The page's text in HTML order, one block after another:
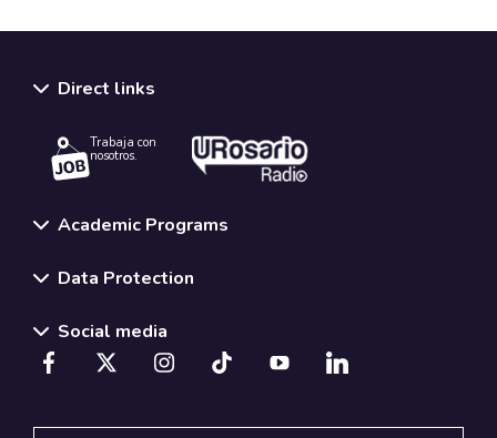
Direct links
Trabaja con
nosotros.
Academic Programs
Data Protection
Social media